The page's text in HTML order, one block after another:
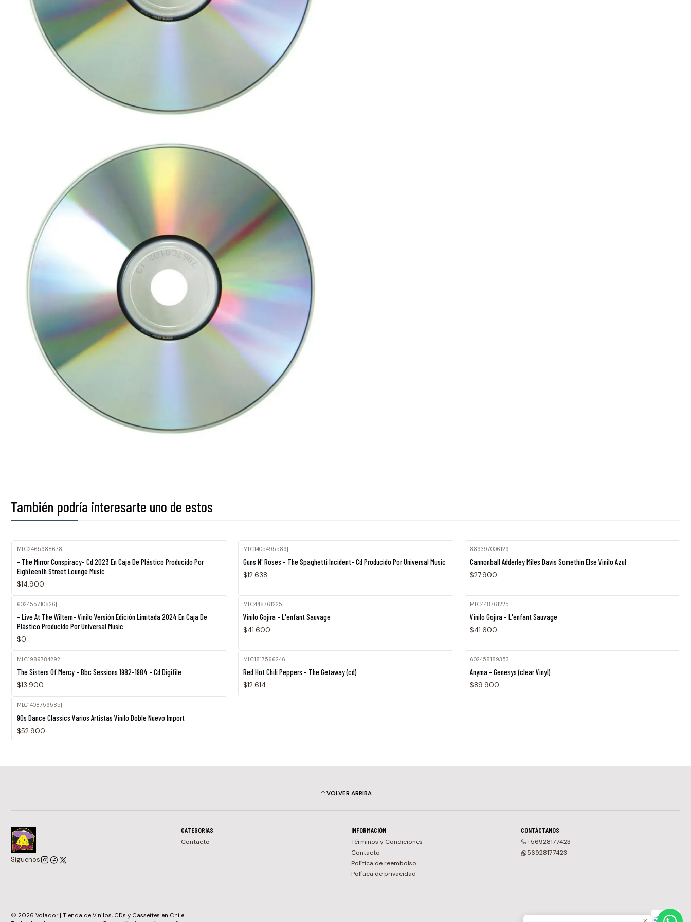
También podría interesarte uno de estos
MLC2465988678|
- The Mirror Conspiracy- Cd 2023 En Caja De Plástico Producido Por
Eighteenth Street Lounge Music
$14.900
MLC1405495589|
Guns N' Roses - The Spaghetti Incident- Cd Producido Por Universal Music
$12.638
889397006129|
Cannonball Adderley Miles Davis Somethin Else Vinilo Azul
$27.900
602455710826|
- Live At The Wiltern- Vinilo Versión Edición Limitada 2024 En Caja De
Plástico Producido Por Universal Music
$0
MLC448761225|
Vinilo Gojira - L'enfant Sauvage
$41.600
MLC448761225|
Vinilo Gojira - L'enfant Sauvage
$41.600
MLC1989784292|
The Sisters Of Mercy - Bbc Sessions 1982-1984 - Cd Digifile
$13.900
MLC1817566246
Red Hot Chili Peppers - The Getaway (cd)
$12.614
602458189353
Anyma - Genesys (clear Vinyl)
$89.900
MLC1408759585
90s Dance Classics Varios Artistas Vinilo Doble Nuevo Import
$52.900
VOLVER ARRIBA
Síguenos
CATEGORÍAS
Contacto
INFORMACIÓN
Términos y Condiciones
Contacto
Política de reembolso
Política de privacidad
CONTÁCTANOS
+56928177423
56928177423
2026 Volador | Tienda de Vinilos, CDs y Cassettes en Chile.